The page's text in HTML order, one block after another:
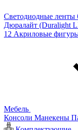
Светодиодные ленты
Дюралайт (Duralight
12 Акриловые
Мебель
Консоли Манекены